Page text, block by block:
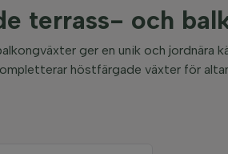
terrass- och
ger en unik och jordnära
höstfärgade växter för